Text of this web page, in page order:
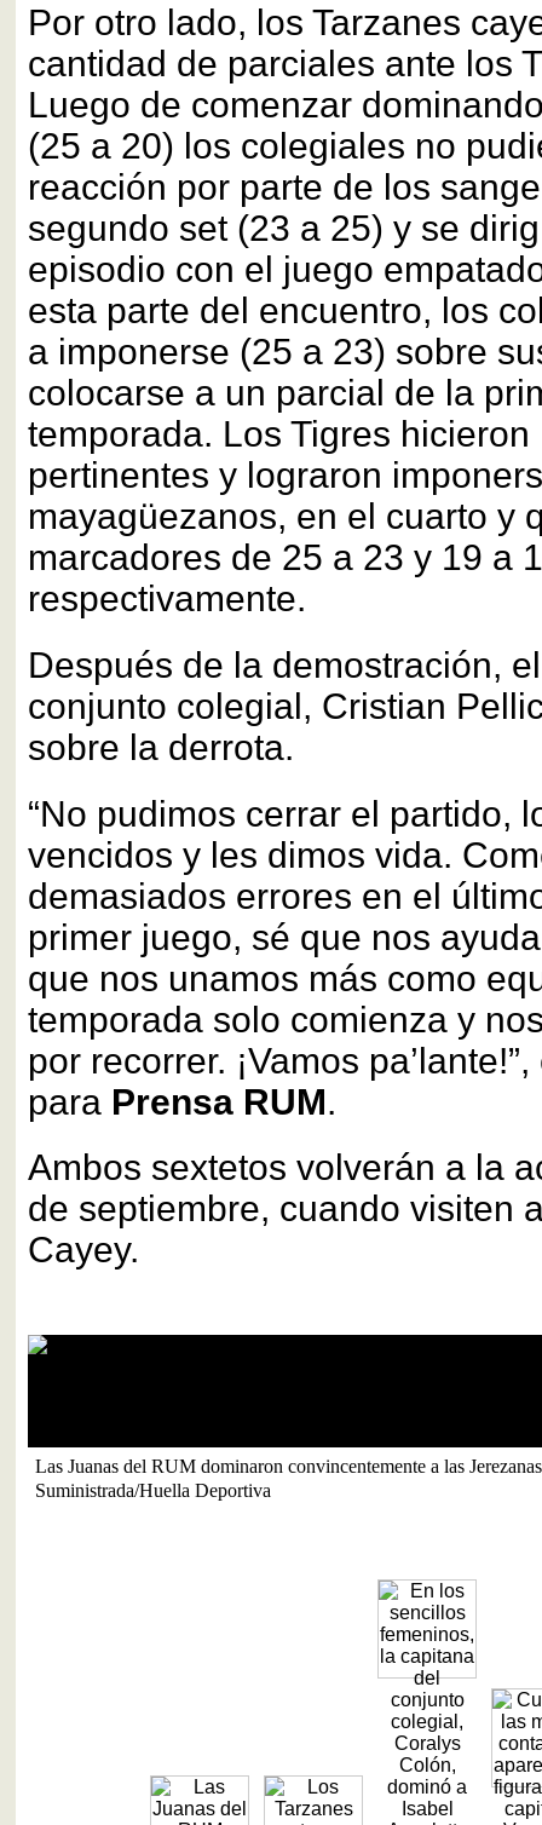
Por otro lado, los Tarzanes
cantidad de parciales ante los
Luego de comenzar
(25 a 20) los colegiales no
reacción por parte de los
segundo set (23 a 25) y se
episodio con el juego
esta parte del encuentro, los
a imponerse (25 a 23) sobre
colocarse a un parcial de la
temporada. Los Tigres hicieron
pertinentes y lograron
mayagüezanos, en el cuarto y
marcadores de 25 a 23 y 19 a
respectivamente.
Después de la demostración,
conjunto colegial, Cristian
sobre la derrota.
“No pudimos cerrar el partido,
vencidos y les dimos vida.
demasiados errores en el
primer juego, sé que nos
que nos unamos más como
temporada solo comienza y
por recorrer. ¡Vamos
para Prensa RUM.
Ambos sextetos volverán a la
de septiembre, cuando visiten
Cayey.
Las Juanas del RUM dominaron convincentemente a las
Suministrada/Huella Deportiva